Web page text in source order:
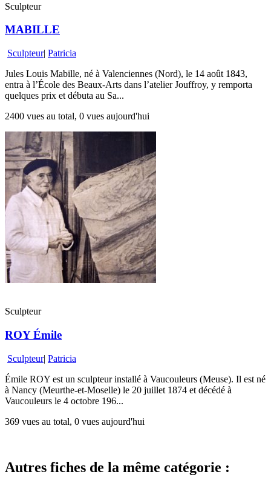
Sculpteur
MABILLE
Sculpteur| Patricia
Jules Louis Mabille, né à Valenciennes (Nord), le 14 août 1843,
entra à l’École des Beaux-Arts dans l’atelier Jouffroy, y remporta
quelques prix et débuta au Sa...
2400 vues au total, 0 vues aujourd'hui
Sculpteur
ROY Émile
Sculpteur| Patricia
Émile ROY est un sculpteur installé à Vaucouleurs (Meuse). Il est né
à Nancy (Meurthe-et-Moselle) le 20 juillet 1874 et décédé à
Vaucouleurs le 4 octobre 196...
369 vues au total, 0 vues aujourd'hui
Autres fiches de la même catégorie :